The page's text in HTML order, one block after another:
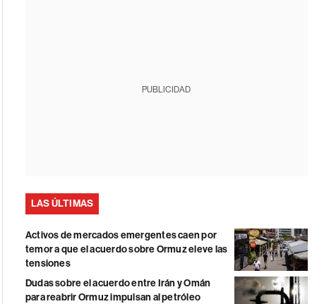
PUBLICIDAD
LAS ÚLTIMAS
Activos de mercados emergentes caen por
temor a que el acuerdo sobre Ormuz eleve las
tensiones
Dudas sobre el acuerdo entre Irán y Omán
para reabrir Ormuz impulsan al petróleo